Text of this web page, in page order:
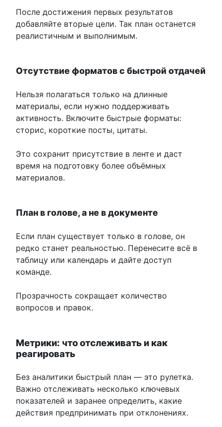
После достижения первых результатов
добавляйте вторые цели. Так план останется
реалистичным и выполнимым.
Отсутствие форматов с быстрой отдачей
Нельзя полагаться только на длинные
материалы, если нужно поддерживать
активность. Включите быстрые форматы:
сторис, короткие посты, цитаты.
Это сохранит присутствие в ленте и даст
время на подготовку более объёмных
материалов.
План в голове, а не в документе
Если план существует только в голове, он
редко станет реальностью. Перенесите всё в
таблицу или календарь и дайте доступ
команде.
Прозрачность сокращает количество
вопросов и правок.
Метрики: что отслеживать и как
реагировать
Без аналитики быстрый план — это рулетка.
Важно отслеживать несколько ключевых
показателей и заранее определить, какие
действия предпринимать при отклонениях.